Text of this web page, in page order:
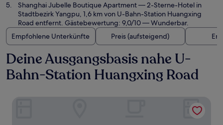
Shanghai Jubelle Boutique Apartment— 2-Sterne-Hotel in
Stadtbezirk Yangpu, 1,6 km von U-Bahn-Station Huangxing
Road entfernt. Gästebewertung: 9,0/10 — Wunderbar.
Empfohlene Unterkünfte
Preis (aufsteigend)
Deine Ausgangsbasis nahe U-
Bahn-Station Huangxing Road